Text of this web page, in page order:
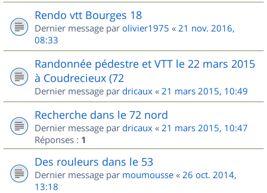
Rendo vtt Bourges 18
Dernier message par olivier1975 « 21 nov. 2016,
08:33
Randonnée pédestre et VTT le 22 mars 2015
à Coudrecieux (72
Dernier message par dricaux « 21 mars 2015, 10:49
Recherche dans le 72 nord
Dernier message par dricaux « 21 mars 2015, 10:47
Réponses : 1
Des rouleurs dans le 53
Dernier message par moumousse « 26 oct. 2014,
13:18